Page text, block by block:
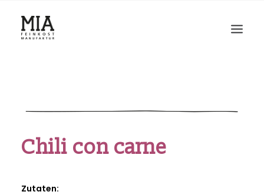
Chili con carne
Zutaten: